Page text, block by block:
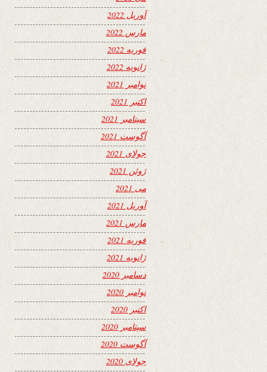
آوریل 2022
مارس 2022
فوریه 2022
ژانویه 2022
نوامبر 2021
اکتبر 2021
سپتامبر 2021
آگوست 2021
جولای 2021
ژوئن 2021
می 2021
آوریل 2021
مارس 2021
فوریه 2021
ژانویه 2021
دسامبر 2020
نوامبر 2020
اکتبر 2020
سپتامبر 2020
آگوست 2020
جولای 2020